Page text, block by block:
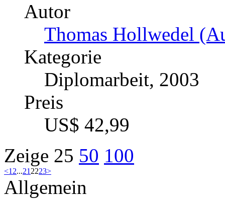
Autor
Thomas Hollwedel
Kategorie
Diplomarbeit, 2003
Preis
US$ 42,99
Zeige 25 50 100
<12...212223>
Allgemein